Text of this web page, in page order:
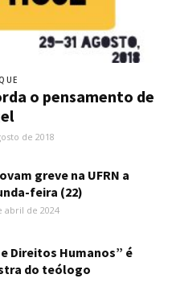
o pensamento de
de 2018
greve na UFRN a
feira (22)
abril de 2024
Direitos Humanos” é
do teólogo